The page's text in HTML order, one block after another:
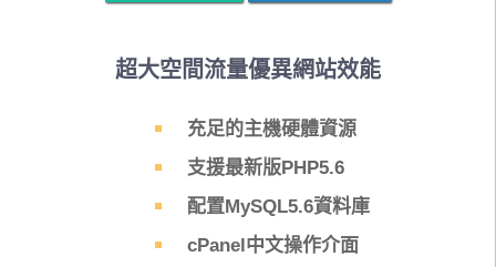
超大空間流量優異網站效能
充足的主機硬體資源
支援最新版PHP5.6
配置MySQL5.6資料庫
cPanel中文操作介面